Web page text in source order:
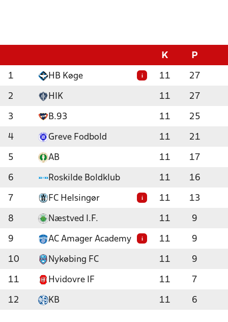
K P
1 HB Køge i 11 27
2 HIK 11 27
3 B.93 11 25
4 Greve Fodbold 11 21
5 AB 11 17
6 Roskilde Boldklub 11 16
7 FC Helsingør i 11 13
8 Næstved I.F. 11 9
9 AC Amager Academy i 11 9
10 Nykøbing FC 11 9
11 Hvidovre IF 11 7
12 KB 11 6